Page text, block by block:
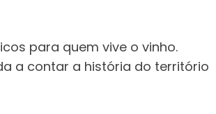
para quem vive o vinho.
a contar a história do território